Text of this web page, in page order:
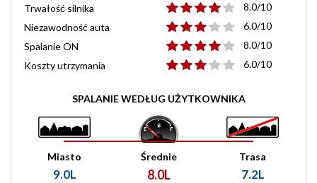
Trwałość silnika
8.0/10
Niezawodność auta
6.0/10
Spalanie ON
8.0/10
Koszty utrzymania
6.0/10
SPALANIE WEDŁUG UŻYTKOWNIKA
Miasto
9.0L
Średnie
8.0L
Trasa
7.2L